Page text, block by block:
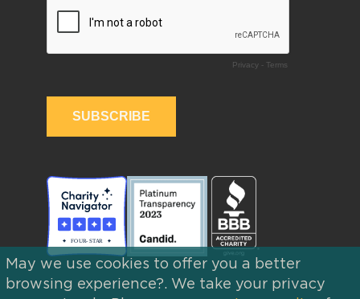
May we use cookies to offer you a better
browsing experience?. We take your privacy